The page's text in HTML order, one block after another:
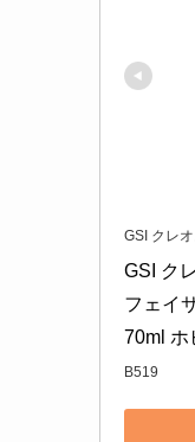
GSI クレ
GSI ク
フェイ
70ml ホ
B519